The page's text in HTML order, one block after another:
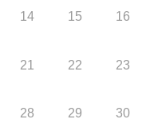
14 15 16
21 22 23
28 29 30